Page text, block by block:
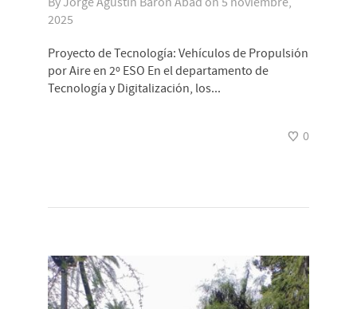
2025
Proyecto de Tecnología: Vehículos de Propulsión
por Aire en 2º ESO En el departamento de
Tecnología y Digitalización, los...
0